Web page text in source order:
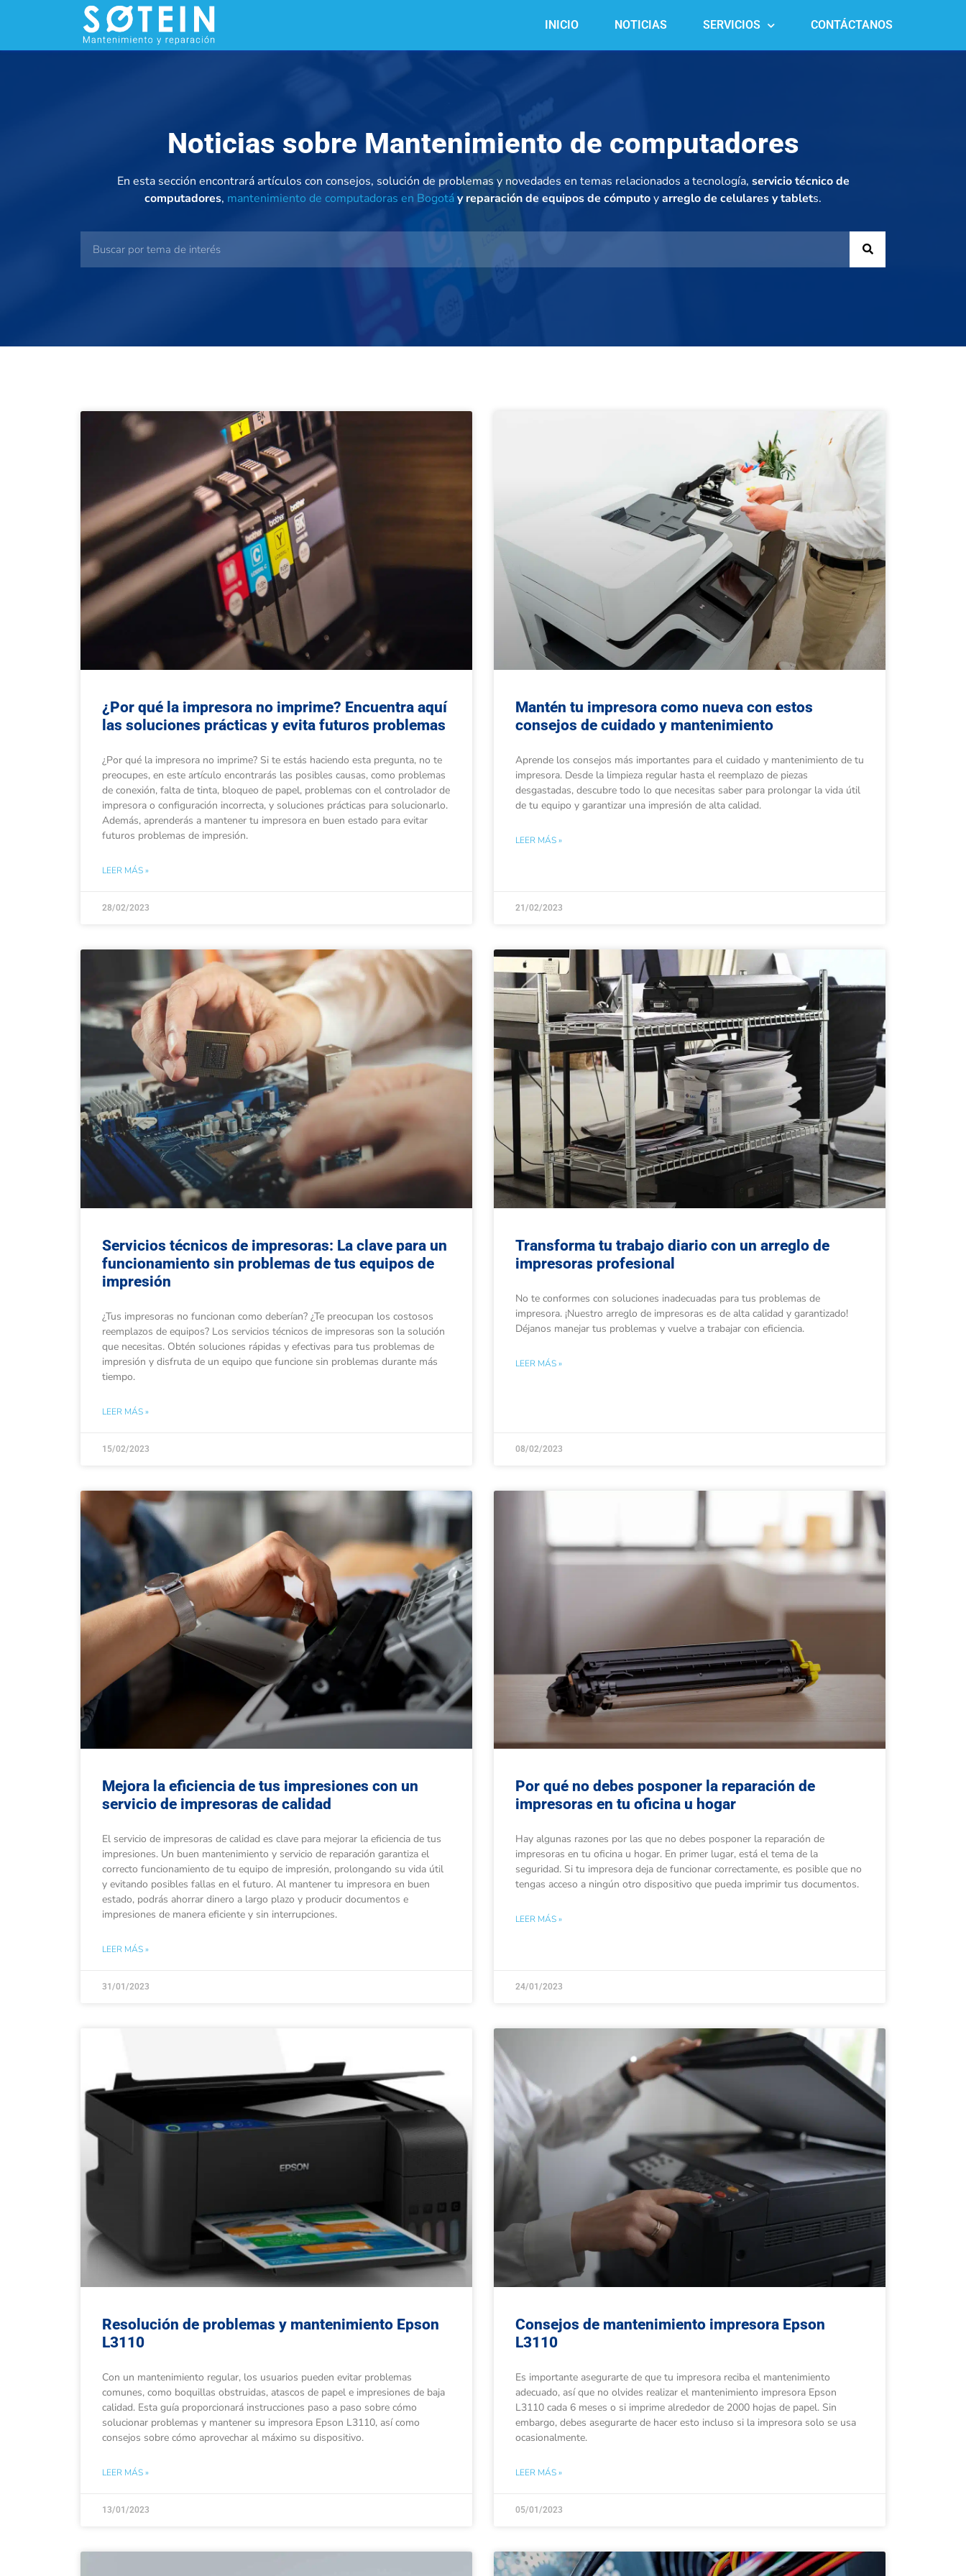
INICIO NOTICIAS SERVICIOS CONTÁCTANOS
Noticias sobre Mantenimiento de computadores
En esta sección encontrará artículos con consejos, solución de problemas y novedades en temas relacionados a tecnología, servicio técnico de
computadores, mantenimiento de computadoras en Bogotáy reparación de equipos de cómputoyarreglo de celulares y tablets.
¿Por qué la impresora no imprime? Encuentra aquí
las soluciones prácticas y evita futuros problemas
¿Por qué la impresora no imprime? Si te estás haciendo esta pregunta, no te
preocupes, en este artículo encontrarás las posibles causas, como problemas
de conexión, falta de tinta, bloqueo de papel, problemas con el controlador de
impresora o configuración incorrecta, y soluciones prácticas para solucionarlo.
Además, aprenderás a mantener tu impresora en buen estado para evitar
futuros problemas de impresión.
LEER MÁS »
28/02/2023
Mantén tu impresora como nueva con estos
consejos de cuidado y mantenimiento
Aprende los consejos más importantes para el cuidado y mantenimiento de tu
impresora. Desde la limpieza regular hasta el reemplazo de piezas
desgastadas, descubre todo lo que necesitas saber para prolongar la vida útil
de tu equipo y garantizar una impresión de alta calidad.
LEER MÁS »
21/02/2023
Servicios técnicos de impresoras: La clave para un
funcionamiento sin problemas de tus equipos de
impresión
¿Tus impresoras no funcionan como deberían? ¿Te preocupan los costosos
reemplazos de equipos? Los servicios técnicos de impresoras son la solución
que necesitas. Obtén soluciones rápidas y efectivas para tus problemas de
impresión y disfruta de un equipo que funcione sin problemas durante más
tiempo.
LEER MÁS »
15/02/2023
Transforma tu trabajo diario con un arreglo de
impresoras profesional
No te conformes con soluciones inadecuadas para tus problemas de
impresora. ¡Nuestro arreglo de impresoras es de alta calidad y garantizado!
Déjanos manejar tus problemas y vuelve a trabajar con eficiencia.
LEER MÁS »
08/02/2023
Mejora la eficiencia de tus impresiones con un
servicio de impresoras de calidad
El servicio de impresoras de calidad es clave para mejorar la eficiencia de tus
impresiones. Un buen mantenimiento y servicio de reparación garantiza el
correcto funcionamiento de tu equipo de impresión, prolongando su vida útil
y evitando posibles fallas en el futuro. Al mantener tu impresora en buen
estado, podrás ahorrar dinero a largo plazo y producir documentos e
impresiones de manera eficiente y sin interrupciones.
LEER MÁS »
31/01/2023
Por qué no debes posponer la reparación de
impresoras en tu oficina u hogar
Hay algunas razones por las que no debes posponer la reparación de
impresoras en tu oficina u hogar. En primer lugar, está el tema de la
seguridad. Si tu impresora deja de funcionar correctamente, es posible que no
tengas acceso a ningún otro dispositivo que pueda imprimir tus documentos.
LEER MÁS »
24/01/2023
Resolución de problemas y mantenimiento Epson
L3110
Con un mantenimiento regular, los usuarios pueden evitar problemas
comunes, como boquillas obstruidas, atascos de papel e impresiones de baja
calidad. Esta guía proporcionará instrucciones paso a paso sobre cómo
solucionar problemas y mantener su impresora Epson L3110, así como
consejos sobre cómo aprovechar al máximo su dispositivo.
LEER MÁS »
13/01/2023
Consejos de mantenimiento impresora Epson
L3110
Es importante asegurarte de que tu impresora reciba el mantenimiento
adecuado, así que no olvides realizar el mantenimiento impresora Epson
L3110 cada 6 meses o si imprime alrededor de 2000 hojas de papel. Sin
embargo, debes asegurarte de hacer esto incluso si la impresora solo se usa
ocasionalmente.
LEER MÁS »
05/01/2023